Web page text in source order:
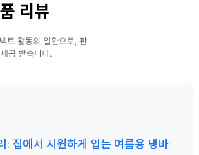
리뷰
: 집에서 시원하게 입는 여름용 냉바